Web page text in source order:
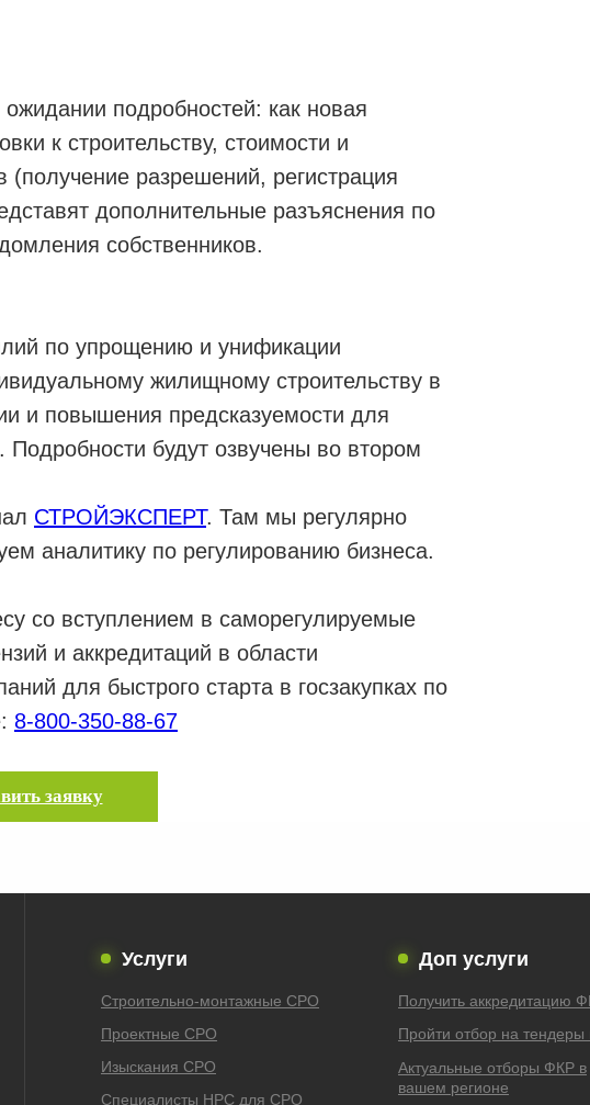
подробностей: как новая
к строительству, стоимости и
(получение разрешений, регистрация
дополнительные разъяснения по
собственников.
по упрощению и унификации
жилищному строительству в
и повышения предсказуемости для
Подробности будут озвучены во втором
СТРОЙЭКСПЕРТ. Там мы регулярно
аналитику по регулированию бизнеса.
со вступлением в саморегулируемые
и аккредитаций в области
для быстрого старта в госзакупках по
8-800-350-88-67
заявку
Услуги
Строительно-монтажные СРО
Проектные СРО
Изыскания СРО
Специалисты НРС для СРО
Получить аккредитацию
Пройти отбор на
Актуальные отборы ФКР в
вашем регионе
Доп услуги